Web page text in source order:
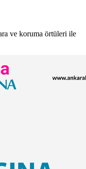
ve koruma örtüleri ile